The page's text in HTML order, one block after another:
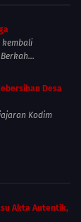
kembali
Desa
Kodim
Akta Autentik,